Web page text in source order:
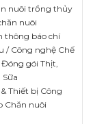
nuôi trồng thủy
nuôi
thông báo chí
/ Công nghệ Chế
Đóng gói Thịt,
Thiết bị Công
Chăn nuôi